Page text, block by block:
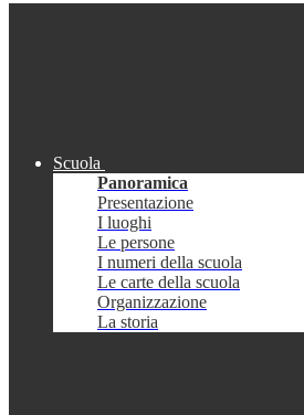
Scuola
Panoramica
Presentazione
I luoghi
Le persone
I numeri della scuola
Le carte della scuola
Organizzazione
La storia